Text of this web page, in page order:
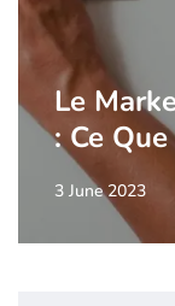
Le
: Ce
3 June 2023